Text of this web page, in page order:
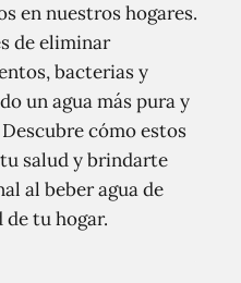
en nuestros hogares.
de eliminar
bacterias y
un agua más pura y
cómo estos
salud y brindarte
al beber agua de
tu hogar.